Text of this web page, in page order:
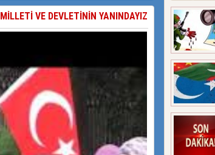
BAŞKANI’NA TEPKİLER SÜRÜYOR
VE DEVLETİNİN YANINDAYIZ